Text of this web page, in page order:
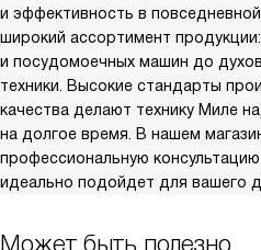
и эффективность в
широкий ассортимент
и посудомоечных машин до
техники. Высокие стандарты
качества делают технику Миле
на долгое время. В нашем
профессиональную
идеально подойдет для вашего
Может быть полезно